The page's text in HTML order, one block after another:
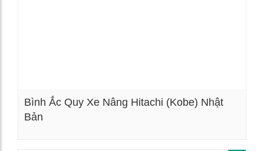
Bình Ắc Quy Xe Nâng Hitachi (Kobe) Nhật
Bản